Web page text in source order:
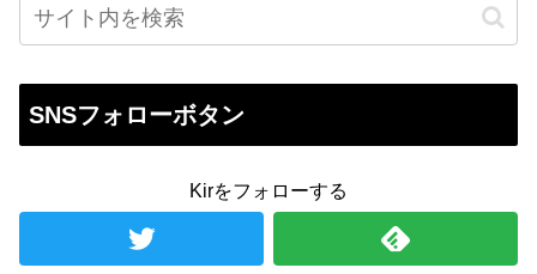
SNSフォローボタン
Kirをフォローする